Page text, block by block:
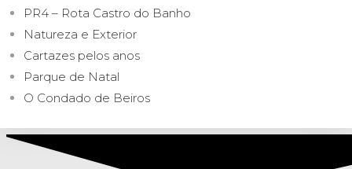
PR4 – Rota Castro do Banho
Natureza e Exterior
Cartazes pelos anos
Parque de Natal
O Condado de Beiros